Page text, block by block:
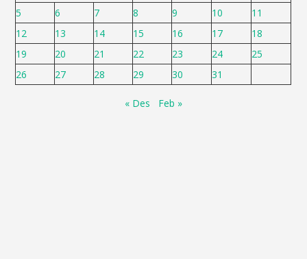
5
6 7 8 9 10
11
12
13 14 15 16 17
18
19
20 21 22 23 24
25
26
27 28 29 30 31
« Des Feb »